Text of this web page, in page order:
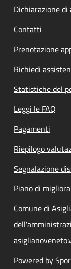
Dichiarazione di
Contatti
Prenotazione
Richiedi
Statistiche del
Leggi le FAQ
Pagamenti
Riepilogo
Segnalazione
Piano di
Comune di
Powered by